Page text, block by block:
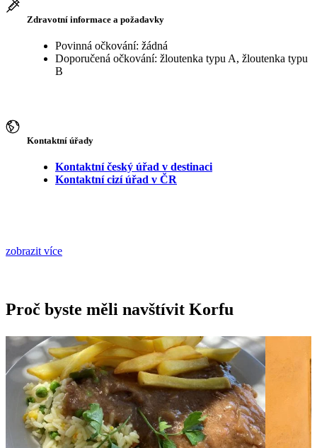
Zdravotní informace a požadavky
Povinná očkování: žádná
Doporučená očkování: žloutenka typu A, žloutenka typu
B
Kontaktní úřady
Kontaktní český úřad v destinaci
Kontaktní cizí úřad v ČR
zobrazit více
Proč byste měli navštívit Korfu